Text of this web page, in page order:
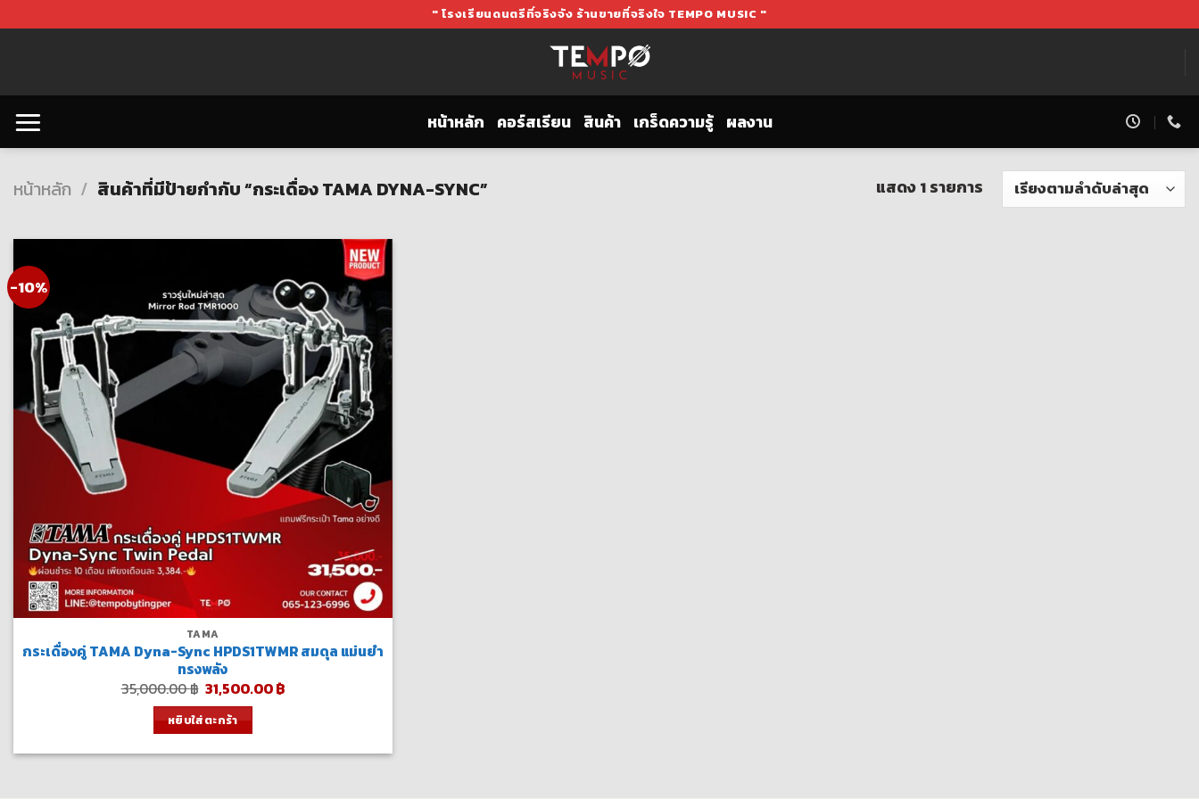
to
" โรงเรียนดนตรีที่จริงจัง ร้านขายที่จริงใจ TEMPO MUSIC "
หน้าหลัก คอร์สเรียน สินค้า เกร็ดความรู้ ผลงาน
หน้าหลัก / สินค้าที่มีป้ายกำกับ “กระเดื่อง TAMA DYNA-SYNC” แสดง 1 รายการ
-10%
TAMA
กระเดื่องคู่ TAMA Dyna-Sync HPDS1TWMR สมดุล แม่นยำ
ทรงพลัง
35,000.00฿ Original
price
was:
35,000.00 ฿.
31,500.00฿Current
หยิบใส่ตะกร้า